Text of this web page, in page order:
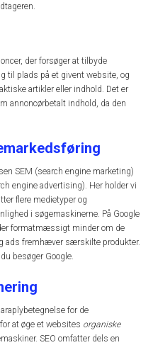
der forsøger at tilbyde
til plads på et givent website, og
artikler eller indhold. Det er
annoncørbetalt indhold, da den
SEM (search engine marketing)
engine advertising). Her holder vi
flere medietyper og
i søgemaskinerne. På Google
formatmæssigt minder om de
ads fremhæver særskilte produkter.
besøger Google.
for de
at øge et websites organiske
SEO omfatter dels en